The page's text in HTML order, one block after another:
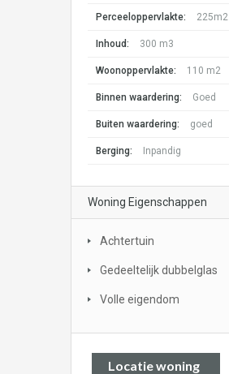
Perceeloppervlakte: 225m2
Inhoud: 300 m3
Woonoppervlakte: 110 m2
Binnen waardering: Goed
Buiten waardering: goed
Berging: Inpandig
Woning Eigenschappen
Achtertuin
Gedeeltelijk dubbelglas
Volle eigendom
Locatie woning